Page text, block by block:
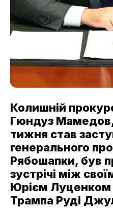
Колишній
Гюндуз
тижня став
генерального
Рябошапки, був
зустрічі між
Юрієм Луценком
Трампа Руді